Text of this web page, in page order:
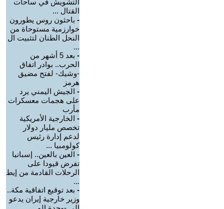
التشويش في ساحات
القتال ...
- باحثون روس يطورون
خوارزمية مستوحاة من
النحل الطنان لتثبيت ال
...
-
بعد 5 أشهر من
الحرب.. بوادر اتفاق
-وشيك- لفتح مضيق
هرمز
- الجيش اليمني يرد
على هجمات معسكرات
مأرب
- الخارجية الأمريكية
تخصص مليار دولار
لدعم إدارة رئيس
كولومبيا ...
- العين بالعين.. إسبانيا
تفرض قيودا على
الرحلات القادمة من إيط
...
- بعد توقيع اتفاقية مكة..
وزير خارجية إيران يدعو